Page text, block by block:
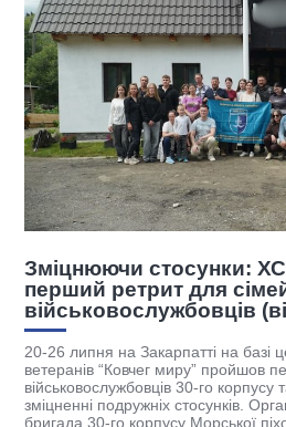
Зміцнюючи стосунки:
перший ретрит для
військовослужбовців
20-26 липня на Закарпатті на базі
ветеранів “Ковчег миру” пройшов
військовослужбовців 30-го
зміцненні подружніх стосунків.
бригада 30-го корпусу Морської